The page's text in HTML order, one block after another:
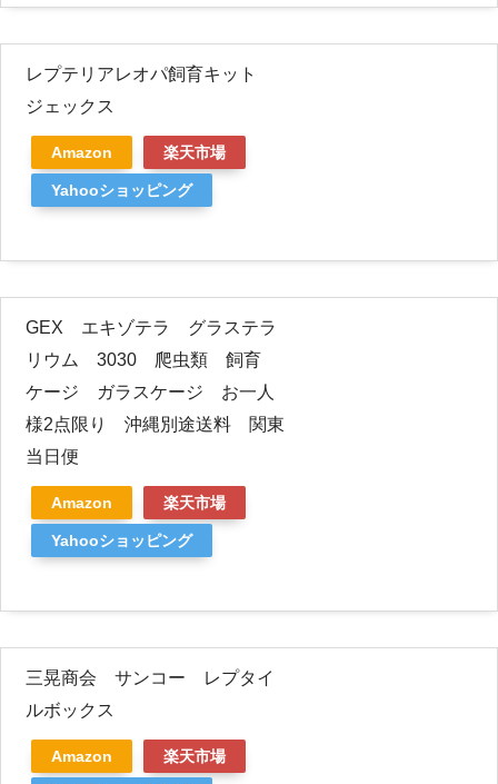
レプテリアレオパ飼育キット
ジェックス
Amazon 楽天市場
Yahooショッピング
GEX エキゾテラ グラステラ
リウム 3030 爬虫類 飼育
ケージ ガラスケージ お一人
様2点限り 沖縄別途送料 関東
当日便
Amazon 楽天市場
Yahooショッピング
三晃商会 サンコー レプタイ
ルボックス
Amazon 楽天市場